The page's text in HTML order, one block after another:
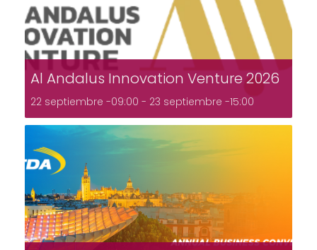
Al Andalus Innovation Venture 2026
22 septiembre -09:00 - 23 septiembre -15:00